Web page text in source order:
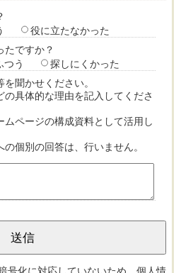
役に立たなかった
たですか？
つう
探しにくかった
聞かせください。
具体的な理由を記入してくださ
ページの構成資料として活用し
個別の回答は、行いません。